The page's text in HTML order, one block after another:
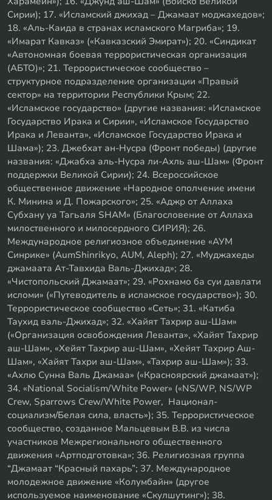
Сирии); 17. «Исламский джихад – Джамаат моджахедов»;
18. «Аль-Каида в странах исламского Магриба»; 19.
«Имарат Кавказ» («Кавказский Эмират»); 20. «Синдикат
«Автономная боевая террористическая организация
(АБТО)»; 21. Террористическое сообщество –
структурное подразделение организации «Правый
сектор» на территории Республики Крым; 22.
«Исламское государство» (другие названия: «Исламское
Государство Ирака и Сирии», «Исламское Государство
Ирака и Леванта», «Исламское Государство Ирака и
Шама»); 23. Джебхат ан-Нусра (Фронт победы) (другие
названия: «Джабха аль-Нусра ли-Ахль аш-Шам» (Фронт
поддержки Великой Сирии); 24. Всероссийское
общественное движение «Народное ополчение имени
К. Минина и Д. Пожарского»; 25. «Аджр от Аллаха
Субхану уа Тагьаля SHAM» (Благословение от Аллаха
милоственного и милосердного СИРИЯ); 26.
Международное религиозное объединение «АУМ
Синрике» (AumShinrikyo, AUM, Aleph); 27. «Муджахеды
джамаата Ат-Тавхида Валь-Джихад»; 28.
«Чистопольский Джамаат»; 29. «Рохнамо ба суи давлати
исломи» («Путеводитель в исламское государство»); 30.
Террористическое сообщество «Сеть»; 31. «Катиба
Таухид валь-Джихад»; 32. «Хайят Тахрир аш-Шам»
(«Организация освобождения Леванта», «Хайят Тахрир
аш-Шам», «Хейят Тахрир аш-Шам», «Хейят Тахрир Аш-
Шам», «Хайят Тахри аш-Шам», «Тахрир аш-Шам»); 33.
«Ахлю Сунна Валь Джамаа» («Красноярский джамаат»);
34. «National Socialism/White Power» («NS/WP, NS/WP
Crew, Sparrows Crew/White Power, Национал-
социализм/Белая сила, власть»); 35. Террористическое
сообщество, созданное Мальцевым В.В. из числа
участников Межрегионального общественного
движения «Артподготовка»; 36. Религиозная группа
“Джамаат “Красный пахарь”; 37. Международное
молодежное движение «Колумбайн» (другое
используемое наименование «Скулшутинг»); 38.